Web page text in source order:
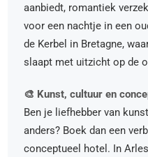
aanbiedt, romantiek
voor een nachtje in een
de Kerbel in Bretagne,
slaapt met uitzicht op de
🎨 Kunst, cultuur en
Ben je liefhebber van
anders? Boek dan een
conceptueel hotel. In